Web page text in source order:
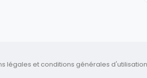
légales et conditions générales d'utilisation